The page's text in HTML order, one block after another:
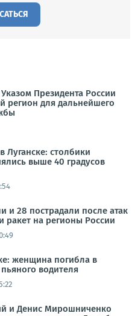
Президента России
регион для дальнейшего
Луганске: столбики
выше 40 градусов
и 28 пострадали после атак
ракет на регионы России
женщина погибла в
пьяного водителя
и Денис Мирошниченко